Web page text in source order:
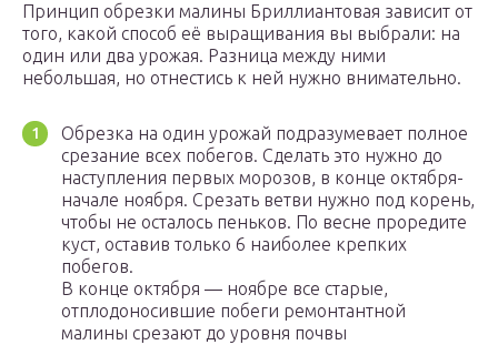
Принцип обрезки малины Бриллиантовая зависит от
того, какой способ её выращивания вы выбрали: на
один или два урожая. Разница между ними
небольшая, но отнестись к ней нужно внимательно.
Обрезка на один урожай подразумевает полное
срезание всех побегов. Сделать это нужно до
наступления первых морозов, в конце октября-
начале ноября. Срезать ветви нужно под корень,
чтобы не осталось пеньков. По весне проредите
куст, оставив только 6 наиболее крепких
побегов.
В конце октября — ноябре все старые,
отплодоносившие побеги ремонтантной
малины срезают до уровня почвы